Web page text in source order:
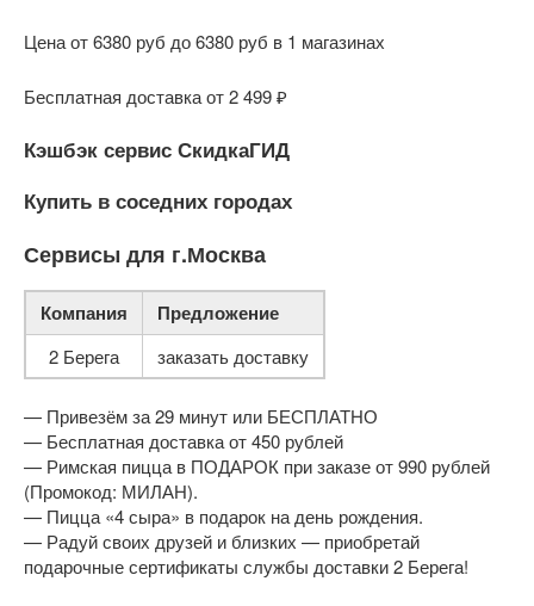
Цена от 6380 руб до 6380 руб в 1 магазинах
Бесплатная доставка от 2 499 ₽
Кэшбэк сервис СкидкаГИД
Купить в соседних городах
Сервисы для г.Москва
Компания Предложение
2 Берега заказать доставку
— Привезём за 29 минут или БЕСПЛАТНО
— Бесплатная доставка от 450 рублей
— Римская пицца в ПОДАРОК при заказе от 990 рублей
(Промокод: МИЛАН).
— Пицца «4 сыра» в подарок на день рождения.
— Радуй своих друзей и близких — приобретай
подарочные сертификаты службы доставки 2 Берега!